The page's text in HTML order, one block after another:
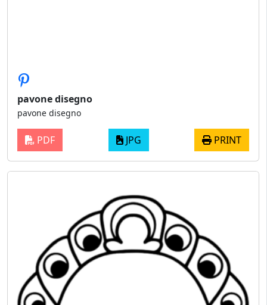
pavone disegno
pavone disegno
PDF JPG PRINT